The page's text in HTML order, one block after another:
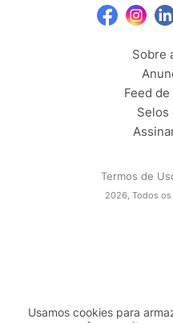
Sobre
Feed
Selos
Termos de
2026, Todos
Usamos cookies para